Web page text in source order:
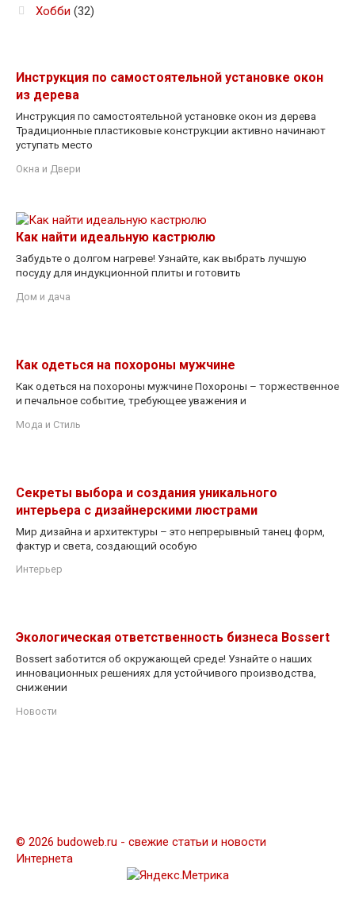
Хобби (32)
Инструкция по самостоятельной установке окон
из дерева
Инструкция по самостоятельной установке окон из дерева
Традиционные пластиковые конструкции активно начинают
уступать место
Окна и Двери
Как найти идеальную кастрюлю
Забудьте о долгом нагреве! Узнайте, как выбрать лучшую
посуду для индукционной плиты и готовить
Дом и дача
Как одеться на похороны мужчине
Как одеться на похороны мужчине Похороны – торжественное
и печальное событие, требующее уважения и
Мода и Стиль
Секреты выбора и создания уникального
интерьера с дизайнерскими люстрами
Мир дизайна и архитектуры – это непрерывный танец форм,
фактур и света, создающий особую
Интерьер
Экологическая ответственность бизнеса Bossert
Bossert заботится об окружающей среде! Узнайте о наших
инновационных решениях для устойчивого производства,
снижении
Новости
© 2026 budoweb.ru - свежие статьи и новости
Интернета